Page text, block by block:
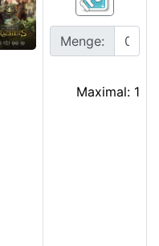
Menge:
Maximal: 1